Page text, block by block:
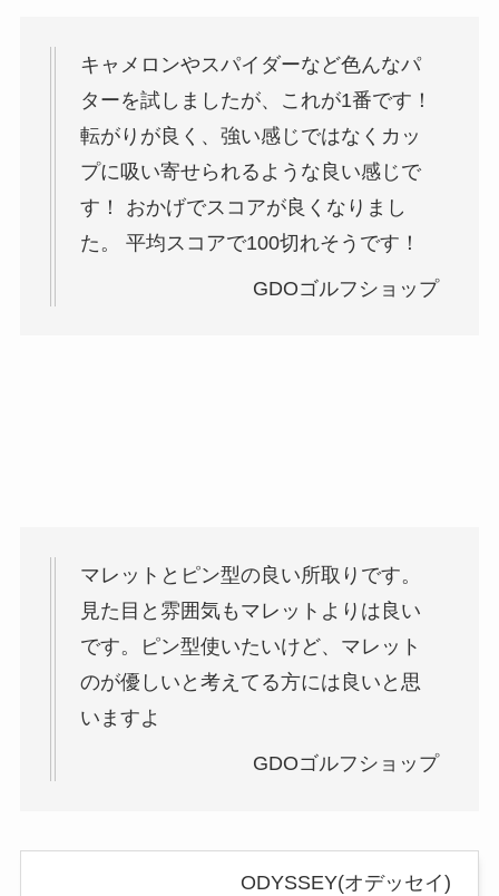
キャメロンやスパイダーなど色んなパ
ターを試しましたが、これが1番です！
転がりが良く、強い感じではなくカッ
プに吸い寄せられるような良い感じで
す！ おかげでスコアが良くなりまし
た。 平均スコアで100切れそうです！
GDOゴルフショップ
マレットとピン型の良い所取りです。
見た目と雰囲気もマレットよりは良い
です。ピン型使いたいけど、マレット
のが優しいと考えてる方には良いと思
いますよ
GDOゴルフショップ
ODYSSEY(オデッセイ)